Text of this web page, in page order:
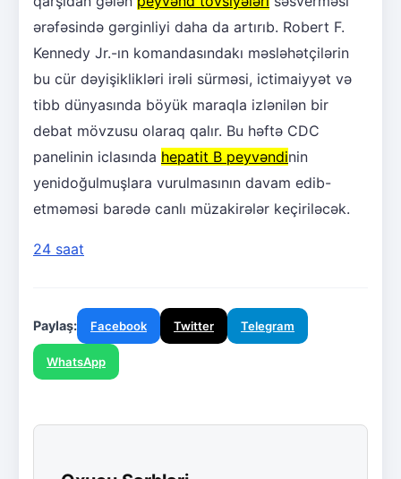
ərəfəsində gərginliyi daha da artırıb. Robert F.
Kennedy Jr.-ın komandasındakı məsləhətçilərin
bu cür dəyişiklikləri irəli sürməsi, ictimaiyyət və
tibb dünyasında böyük maraqla izlənilən bir
debat mövzusu olaraq qalır. Bu həftə CDC
panelinin iclasında hepatit B peyvəndinin
yenidoğulmuşlara vurulmasının davam edib-
etməməsi barədə canlı müzakirələr keçiriləcək.
24 saat
Paylaş: Facebook Twitter Telegram
WhatsApp